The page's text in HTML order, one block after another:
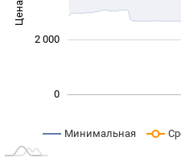
Цена
0
2 000
Минимальная